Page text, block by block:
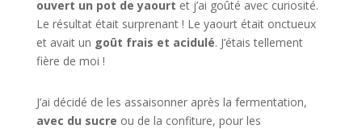
ouvert un pot de yaourt et j’ai goûté avec curiosité.
Le résultat était surprenant ! Le yaourt était onctueux
et avait un goût frais et acidulé. J’étais tellement
fière de moi !
J’ai décidé de les assaisonner après la fermentation,
avec du sucre ou de la confiture, pour les